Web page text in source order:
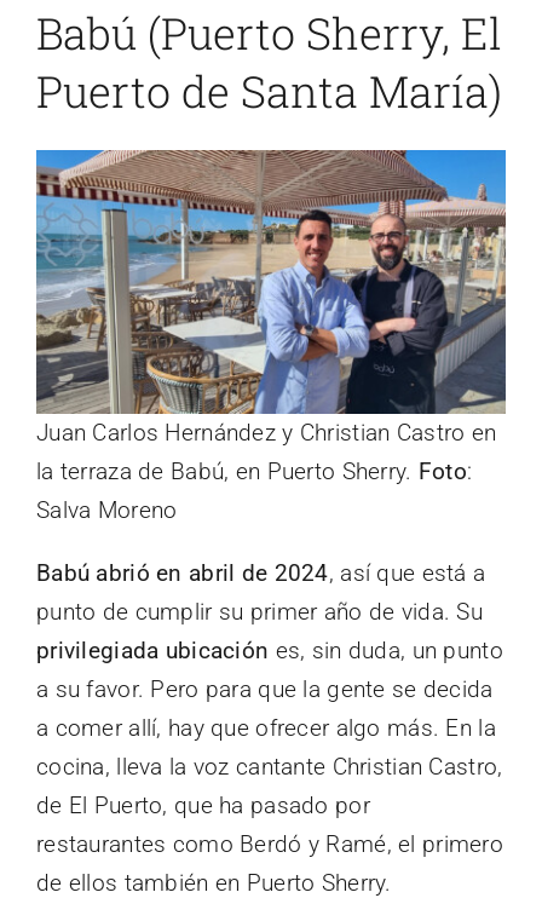
Babú (Puerto Sherry, El
Puerto de Santa María)
Juan Carlos Hernández y Christian Castro en
la terraza de Babú, en Puerto Sherry. Foto:
Salva Moreno
Babú abrió en abril de 2024, así que está a
punto de cumplir su primer año de vida. Su
privilegiada ubicación es, sin duda, un punto
a su favor. Pero para que la gente se decida
a comer allí, hay que ofrecer algo más. En la
cocina, lleva la voz cantante Christian Castro,
de El Puerto, que ha pasado por
restaurantes como Berdó y Ramé, el primero
de ellos también en Puerto Sherry.